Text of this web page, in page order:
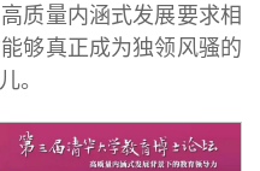
质量内涵式发展要求相
够真正成为独领风骚的
。